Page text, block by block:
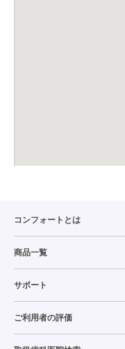
コンフォートとは
商品一覧
サポート
ご利用者の評価